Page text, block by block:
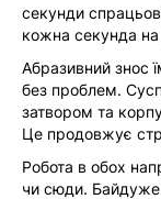
секунди
кожна секунда
Абразивний знос
без проблем.
затвором та
Це продовжує
Робота в обох
чи сюди.